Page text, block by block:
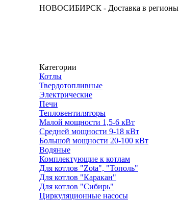
НОВОСИБИРСК - Доставка в регионы
Категории
Котлы
Твердотопливные
Электрические
Печи
Тепловентиляторы
Малой мощности 1,5-6 кВт
Средней мощности 9-18 кВт
Большой мощности 20-100 кВт
Водяные
Комплектующие к котлам
Для котлов "Zota", "Тополь"
Для котлов "Каракан"
Для котлов "Сибирь"
Циркуляционные насосы